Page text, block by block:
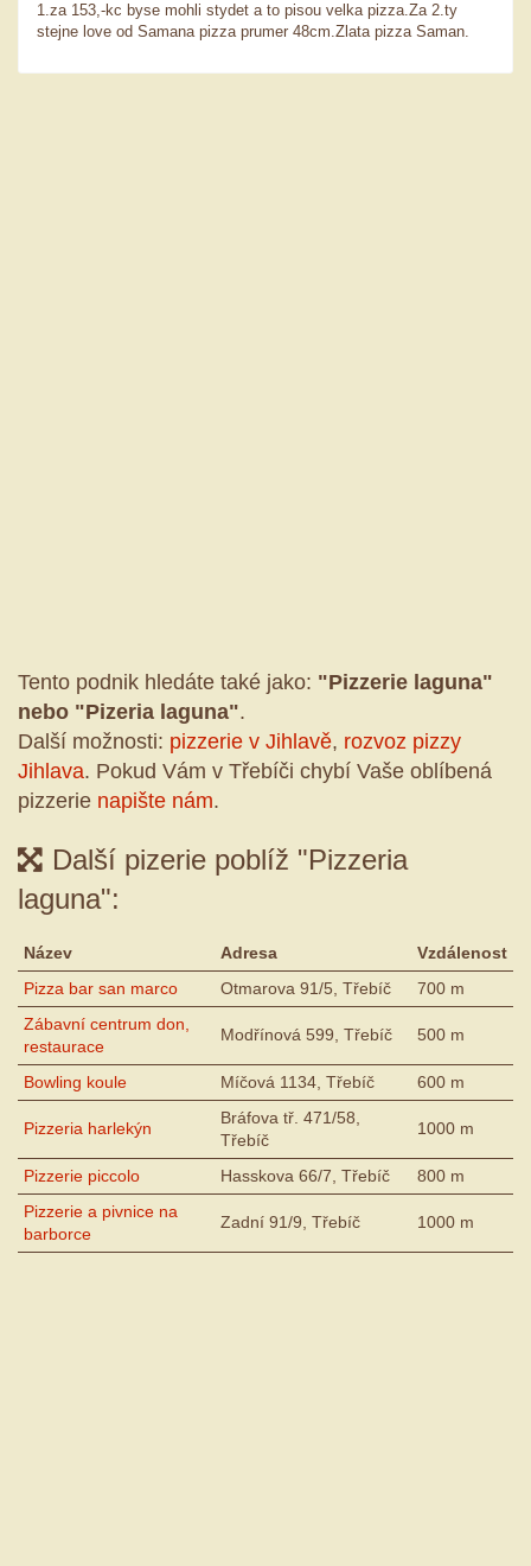
1.za 153,-kc byse mohli stydet a to pisou velka pizza.Za 2.ty
stejne love od Samana pizza prumer 48cm.Zlata pizza Saman.
Tento podnik hledáte také jako: "Pizzerie laguna"
nebo "Pizeria laguna".
Další možnosti: pizzerie v Jihlavě, rozvoz pizzy
Jihlava. Pokud Vám v Třebíči chybí Vaše oblíbená
pizzerie napište nám.
Další pizerie poblíž "Pizzeria
laguna":
Název Adresa
Vzdálenost
Pizza bar san marco
Otmarova 91/5, Třebíč
700 m
Zábavní centrum don,
restaurace
Modřínová 599, Třebíč 500 m
Bowling koule Míčová 1134, Třebíč 600 m
Pizzeria harlekýn
Bráfova tř. 471/58,
Třebíč
1000 m
Pizzerie piccolo Hasskova 66/7, Třebíč
800 m
Pizzerie a pivnice na
barborce
Zadní 91/9, Třebíč 1000 m